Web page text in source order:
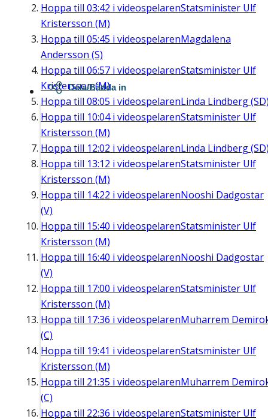
Hoppa till 03:42 i videospelarenStatsminister Ulf
Kristersson (M)
Hoppa till 05:45 i videospelarenMagdalena
Andersson (S)
Hoppa till 06:57 i videospelarenStatsminister Ulf
Kristersson (M)
Hoppa till 08:05 i videospelarenLinda Lindberg
Hoppa till 10:04i videospelarenStatsminister Ulf
Kristersson (M)
Hoppa till 12:02 i videospelarenLinda Lindberg
Hoppa till 13:12 i videospelarenStatsminister Ulf
Kristersson (M)
Hoppa till 14:22 i videospelarenNooshi Dadgostar
(V)
Hoppa till 15:40 i videospelarenStatsminister Ulf
Kristersson (M)
Hoppa till 16:40 i videospelarenNooshi Dadgostar
(V)
Hoppa till 17:00 i videospelarenStatsminister Ulf
Kristersson (M)
Hoppa till 17:36 i videospelarenMuharrem
(C)
Hoppa till 19:41 i videospelarenStatsminister Ulf
Kristersson (M)
Hoppa till 21:35 i videospelarenMuharrem
(C)
Hoppa till 22:36 i videospelarenStatsminister Ulf
Dela/Bädda in